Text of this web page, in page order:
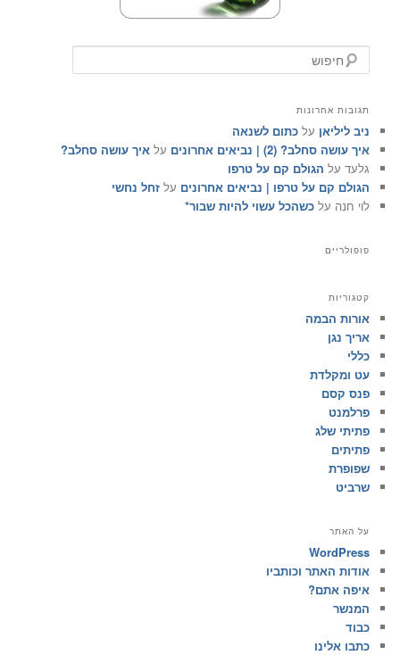
י
ותגובות אחרונות
ניב ליליאן עלכתום לשנאה
איך עושה סחלב? (2) | נביאים אחרונים
עלאיך עושה סחלב?
גלעד על הגולם קם על טרפו
הגולם קם על טרפו | נביאים אחרונים עלזחל נחשי
לוי חנה עלכשהכל עשוי להיות שבור*
פופולריים
קטגוריות
אורות הבמה
אריך נגן
כללי
עט ומקלדת
פנס קסם
פרלמנט
פתיתי שלג
פתיתים
שפופרת
שרביט
על האתר
WordPress
אודות האתר וכותביו
איפה אתם?
המנשר
כבוד
כתבו אלינו